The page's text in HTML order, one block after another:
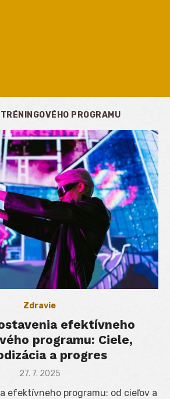
PROGRAMU
Zdravie
efektívneho
programu: Ciele,
a progres
Posted
27. 7. 2025
efektívneho programu: od cieľov a